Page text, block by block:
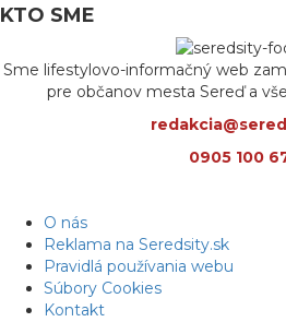
KTO SME
Sme lifestylovo-informačný web
pre občanov mesta Sereď a
0905 100
O nás
Reklama na Seredsity.sk
Pravidlá používania webu
Súbory Cookies
Kontakt